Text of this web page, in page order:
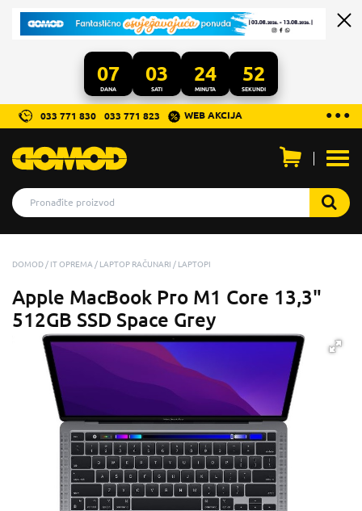
07
DANA
03
SATI
24
MINUTA
52
SEKUNDI
...
● ● ●
033 771 830 033 771 823 WEB AKCIJA
DOMOD IT OPREMA LAPTOP RAČUNARI LAPTOPI
Apple MacBook Pro M1 Core 13,3"
512GB SSD Space Grey